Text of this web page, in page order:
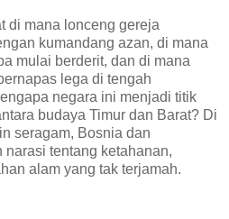
di mana lonceng gereja
kumandang azan, di mana
mulai berderit, dan di mana
lega di tengah
negara ini menjadi titik
budaya Timur dan Barat? Di
seragam, Bosnia dan
tentang ketahanan,
alam yang tak terjamah.